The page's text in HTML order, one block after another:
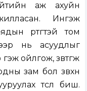
аж ахуйн
Ингэж
өртөгтэй том
нь асуудлыг
ойлгож, зөвтгөж
зам бол зөвхөн
төсөл биш.